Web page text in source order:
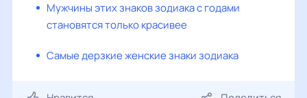
Мужчины этих знаков зодиака с годами
становятся только красивее
Самые дерзкие женские знаки зодиака